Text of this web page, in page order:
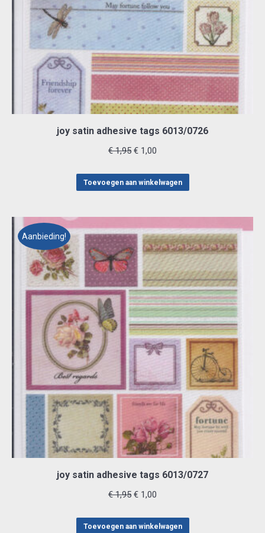
joy satin adhesive tags 6013/0726
€1,95 Oorspronkelijke
was:
€ 1,00
is:
Toevoegen aan winkelwagen
Aanbieding!
joy satin adhesive tags 6013/0727
€1,95 Oorspronkelijke
was:
€ 1,00
is:
Toevoegen aan winkelwagen